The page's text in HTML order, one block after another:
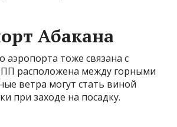
Абакана
аэропорта тоже связана с
расположена между горными
ветра могут стать виной
при заходе на посадку.